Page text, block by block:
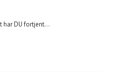
har DU fortjent...